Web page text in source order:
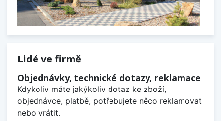
Lidé ve firmě
Objednávky, technické dotazy, reklamace
Kdykoliv máte jakýkoliv dotaz ke zboží,
objednávce, platbě, potřebujete něco reklamovat
nebo vrátit.